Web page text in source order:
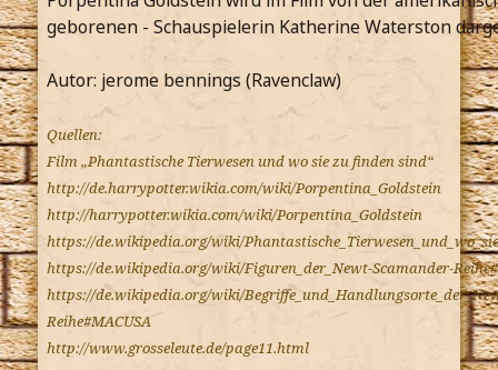
geborenen - Schauspielerin Katherine Waterston
Autor: jerome bennings (Ravenclaw)
Quellen:
Film „Phantastische Tierwesen und wo sie zu finden sind“
http://de.harrypotter.wikia.com/wiki/Porpentina_Goldstein
http://harrypotter.wikia.com/wiki/Porpentina_Goldstein
https://de.wikipedia.org/wiki/
https://de.wikipedia.org/wiki/Figuren_der_Newt-Scamander-
https://de.wikipedia.org/wiki/
Reihe#MACUSA
http://www.grosseleute.de/page11.html